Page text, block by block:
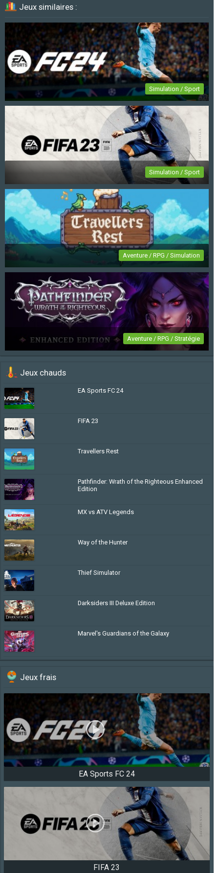
Jeux similaires :
Simulation / Sport
EA Sports FC 24
Simulation / Sport
FIFA 23
Aventure / RPG / Simulation
Travellers Rest
Aventure / RPG / Stratégie
Jeux chauds
EA Sports FC 24
FIFA 23
Travellers Rest
Pathfinder: Wrath of the Righteous Enhanced
Edition
MX vs ATV Legends
Way of the Hunter
Thief Simulator
Darksiders III Deluxe Edition
Marvel's Guardians of the Galaxy
Jeux frais
EA Sports FC 24
FIFA 23